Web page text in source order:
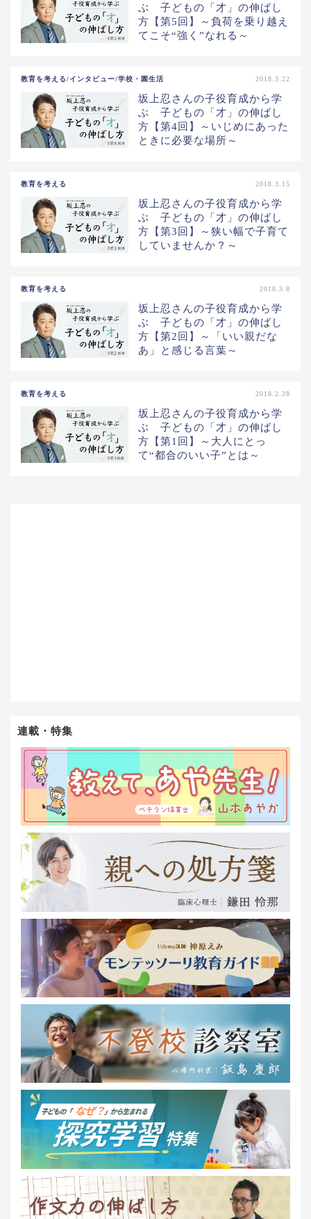
ぶ 子どもの「才」の伸ばし
方【第5回】～負荷を乗り越え
てこそ“強く”なれる～
教育を考える/インタビュー/学校・園生活 2018.3.22
坂上忍さんの子役育成から学
ぶ 子どもの「才」の伸ばし
方【第4回】～いじめにあった
ときに必要な場所～
教育を考える 2018.3.15
坂上忍さんの子役育成から学
ぶ 子どもの「才」の伸ばし
方【第3回】～狭い幅で子育て
していませんか？～
教育を考える 2018.3.8
坂上忍さんの子役育成から学
ぶ 子どもの「才」の伸ばし
方【第2回】～「いい親だな
あ」と感じる言葉～
教育を考える 2018.2.28
坂上忍さんの子役育成から学
ぶ 子どもの「才」の伸ばし
方【第1回】～大人にとっ
て“都合のいい子”とは～
連載・特集